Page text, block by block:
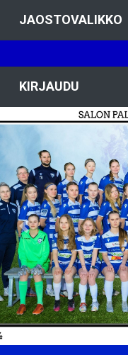
JAOSTOVALIKKO
KIRJAUDU
Previous